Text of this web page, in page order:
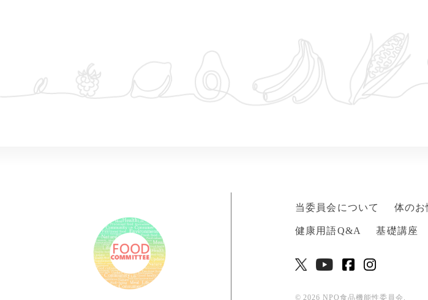
当委員会について 体のお
健康用語Q&A 基礎講座
© 2026 NPO食品機能性委員会.